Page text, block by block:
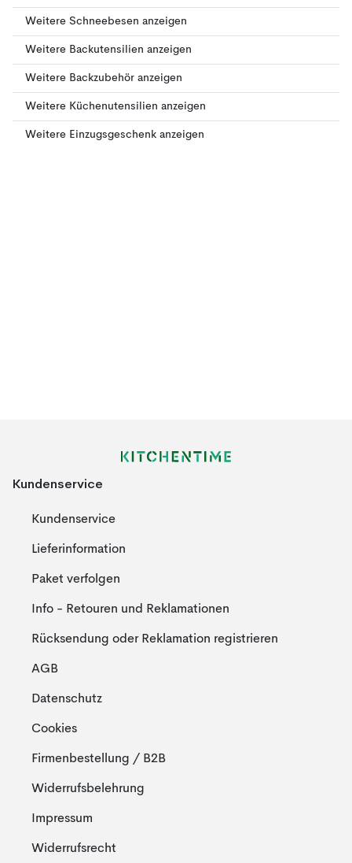
Weitere Schneebesen anzeigen
Weitere Backutensilien anzeigen
Weitere Backzubehör anzeigen
Weitere Küchenutensilien anzeigen
Weitere Einzugsgeschenk anzeigen
Kundenservice
Kundenservice
Lieferinformation
Paket verfolgen
Info - Retouren und Reklamationen
Rücksendung oder Reklamation registrieren
AGB
Datenschutz
Cookies
Firmenbestellung / B2B
Widerrufsbelehrung
Impressum
Widerrufsrecht